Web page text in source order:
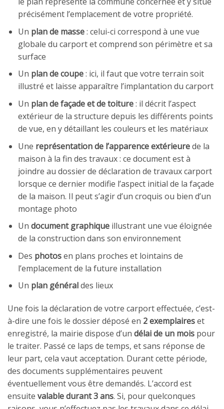
précisément l’emplacement de votre propriété.
Un plan de masse: celui-ci correspond à une vue
globale du carport et comprend son périmètre et sa
surface
Un plan de coupe: ici, il faut que votre terrain soit
illustré et laisse apparaître l’implantation du carport
Un plan de façade et de toiture: il décrit l’aspect
extérieur de la structure depuis les différents points
de vue, en y détaillant les couleurs et les matériaux
Une représentation de l’apparence extérieurede la
maison à la fin des travaux : ce document est à
joindre au dossier de déclaration de travaux carport
lorsque ce dernier modifie l’aspect initial de la façade
de la maison. Il peut s’agir d’un croquis ou bien d’un
montage photo
Un document graphiqueillustrant une vue éloignée
de la construction dans son environnement
Des photosen plans proches et lointains de
l’emplacement de la future installation
Un plan généraldes lieux
Une fois la déclaration de votre carport effectuée, c’est-
à-dire une fois le dossier déposé en 2 exemplaireset
enregistré, la mairie dispose d’un délai de un mois pour
le traiter. Passé ce laps de temps, et sans réponse de
leur part, cela vaut acceptation. Durant cette période,
des documents supplémentaires peuvent
éventuellement vous être demandés. L’accord est
ensuite valable durant 3 ans. Si, pour quelconques